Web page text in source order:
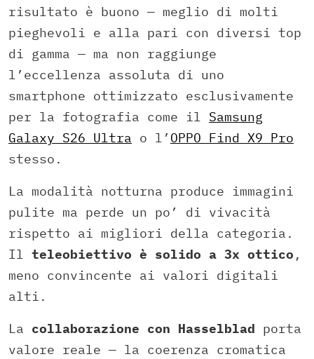
risultato è buono — meglio di molti
pieghevoli e alla pari con diversi top
di gamma — ma non raggiunge
l’eccellenza assoluta di uno
smartphone ottimizzato esclusivamente
per la fotografia come il Samsung
Galaxy S26 Ultra o l’ OPPO Find X9 Pro
stesso.
La modalità notturna produce immagini
pulite ma perde un po’ di vivacità
rispetto ai migliori della categoria.
Il teleobiettivo è solido a 3x ottico ,
meno convincente ai valori digitali
alti.
La collaborazione con Hasselblad porta
valore reale — la coerenza cromatica